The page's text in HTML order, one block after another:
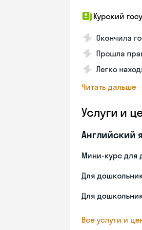
Курский
Окончила
Прошла
Легко
Читать дальше
Услуги и
Английский
Мини-курс для
Для
Для
Все услуги и